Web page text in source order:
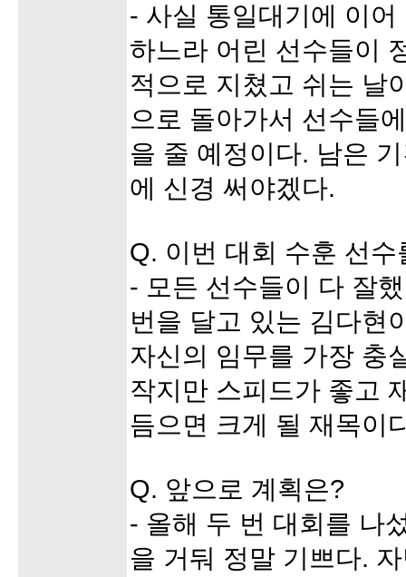
- 사실 통일대기에 이
하느라 어린 선수들이
적으로 지쳤고 쉬는 날
으로 돌아가서 선수들
을 줄 예정이다. 남은
에 신경 써야겠다.
Q. 이번 대회 수훈 선수
- 모든 선수들이 다 잘
번을 달고 있는 김다현
자신의 임무를 가장 충
작지만 스피드가 좋고
듬으면 크게 될 재목이
Q. 앞으로 계획은?
- 올해 두 번 대회를 나
을 거둬 정말 기쁘다.